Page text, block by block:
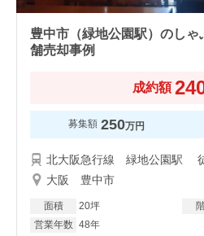
豊中市（緑地公園駅）のし
舗売却事例
成約額
募集額 250万円
北
大阪 豊中市
面積 20坪
営業年数 48年